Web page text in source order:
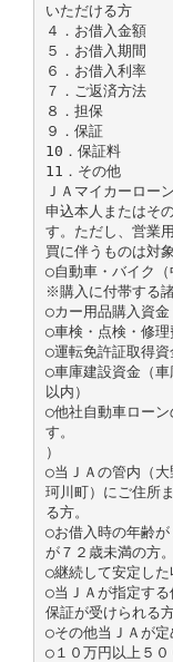
いただける方
４．お借入金額
５．お借入期間
６．お借入利率
７．ご返済方法
８．担保
９．保証
10．保証料
11．その他
ＪＡマイカーローン
申込本人またはそ
す。ただし、営業
買に伴うものは対
○自動車・バイク
※購入に付帯する
○カー用品購入資金
○車検・点検・修理
○運転免許証取得資
○車庫建設資金（
以内）
○他社自動車ロー
す。
）
○当ＪＡの管内（
珂川町）にご住所
る方。
○お借入時の年齢
が７２歳未満の方。
○継続して安定した
○当ＪＡが指定す
保証が受けられる方
○その他当ＪＡが定
○１０万円以上５